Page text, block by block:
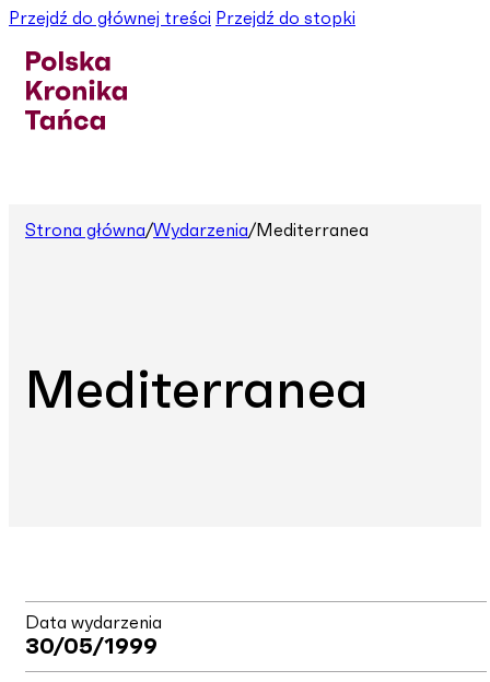
Przejdź do głównej treści Przejdź do stopki
Strona główna/Wydarzenia/Mediterranea
Mediterranea
Data wydarzenia
30/05/1999